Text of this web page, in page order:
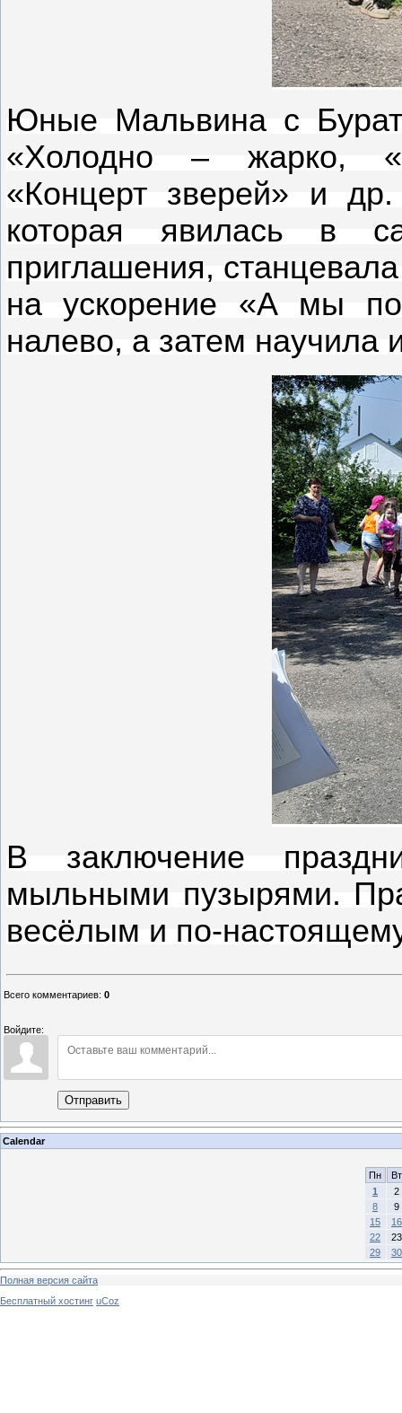
Юные Мальвина с
«Холодно – жарко,
«Концерт зверей» и
которая явилась в
приглашения,
на ускорение «А мы
налево, а затем научила
В заключение
мыльными пузырями.
весёлым и по-
Всего комментариев: 0
Войдите:
Отправить
Calendar
Пн
Вт
1
2
8
9
15
16
22
23
29
30
Полная версия сайта
Бесплатный хостинг uCoz